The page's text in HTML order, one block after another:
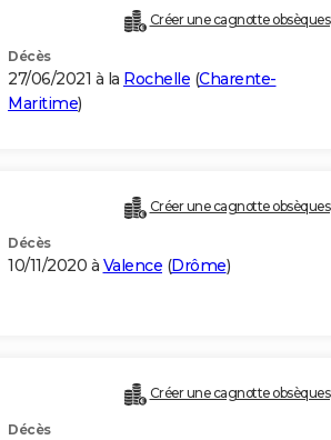
Créer une cagnotte obsèques
Décès
27/06/2021 à la Rochelle (Charente-
Maritime)
Créer une cagnotte obsèques
Décès
10/11/2020 à Valence (Drôme)
Créer une cagnotte obsèques
Décès